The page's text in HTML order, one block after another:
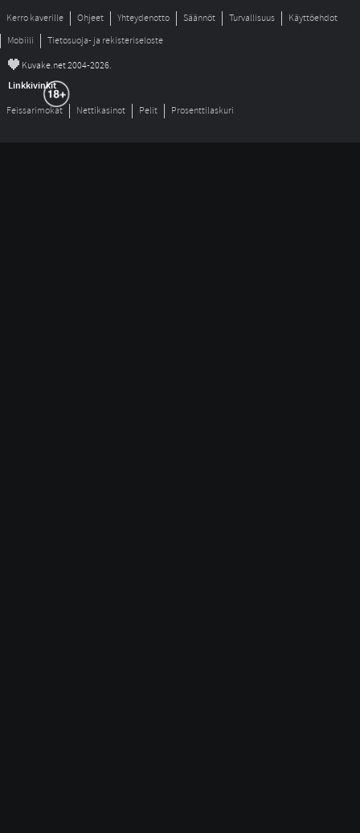
Kerro kaverille Ohjeet Yhteydenotto Säännöt Turvallisuus
Käyttöehdot
Mobiili
Tietosuoja- ja rekisteriseloste
© Kuvake.net 2004-2026.
Linkkivinkit
Feissarimokat Nettikasinot Pelit Prosenttilaskuri